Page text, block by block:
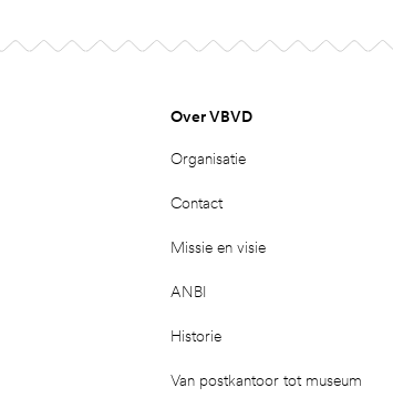
Over VBVD
Organisatie
Contact
Missie en visie
ANBI
Historie
Van postkantoor tot museum